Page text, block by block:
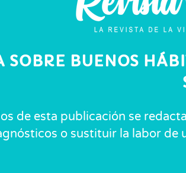
SOBRE BUENOS
de esta publicación se
o sustituir la labor de